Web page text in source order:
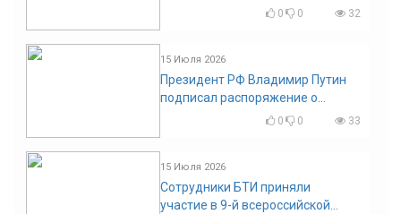
0 0 32
15 Июля 2026
Президент РФ Владимир Путин
подписал распоряжение о
поощрении граждан и трудовых
0 0 33
15 Июля 2026
Сотрудники БТИ приняли
участие в 9-й всероссийской